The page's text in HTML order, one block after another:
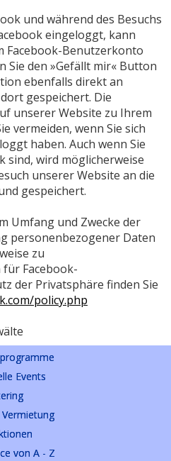
und während des Besuchs
eingeloggt, kann
Facebook-Benutzerkonto
Sie den »Gefällt mir« Button
ebenfalls direkt an
gespeichert. Die
unserer Website zu Ihrem
vermeiden, wenn Sie sich
haben. Auch wenn Sie
sind, wird möglicherweise
unserer Website an die
gespeichert.
Umfang und Zwecke der
personenbezogener Daten
zu
Facebook-
der Privatsphäre finden Sie
policy.php
Events
von A - Z